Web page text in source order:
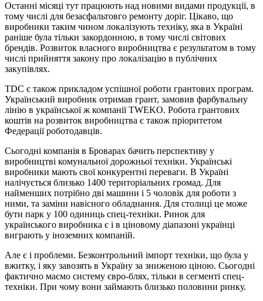
Останні місяці тут працюють над новими видами продукції, в
тому числі для безасфальтовго ремонту доріг. Цікаво, що
виробники таким чином локалізують техніку, яка в Україні
раніше була тільки закордонною, в тому числі світових
брендів. Розвиток власного виробництва є результатом в тому
числі прийняття закону про локалізацію в публічних
закупівлях.
TDC є також прикладом успішної роботи грантових програм.
Український виробник отримав грант, замовив фарбувальну
лінію в української ж компанії TWEKO. Робота грантових
коштів на розвиток виробництва є також пріоритетом
Федерації роботодавців.
Сьогодні компанія в Броварах бачить перспективу у
виробництві комунальної дорожньої техніки. Українські
виробники мають свої конкурентні переваги. В Україні
налічується близько 1400 територіальних громад. Для
найменших потрібно дві машини і 5 чоловік для роботи з
ними, та заміни навісного обладнання. Для столиці це може
бути парк у 100 одиниць спец-техніки. Ринок для
українського виробника є і в ціновому діапазоні українці
виграють у іноземних компаній.
Але є і проблеми. Безконтрольний імпорт техніки, що була у
вжитку, і яку завозять в Україну за зниженою ціною. Сьогодні
фактично маємо систему євро-блях, тільки в сегменті спец-
техніки. При чому вони займають близько половини ринку.